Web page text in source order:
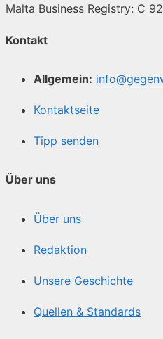
Malta Business Registry: C
Kontakt
Allgemein:
Kontaktseite
Tipp senden
Über uns
Über uns
Redaktion
Unsere Geschichte
Quellen & Standards